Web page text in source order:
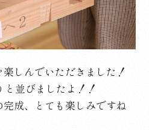
しんでいただきました！
並びましたよ！！
成、とても楽しみですね